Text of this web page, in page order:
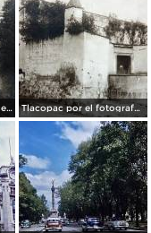
La presa de Tizapan por el fotografo Fernando Kososky. ( Circulada el 22 de Diembre de 1910 ). Tlacopac por el fotografo Hugo Brehme.